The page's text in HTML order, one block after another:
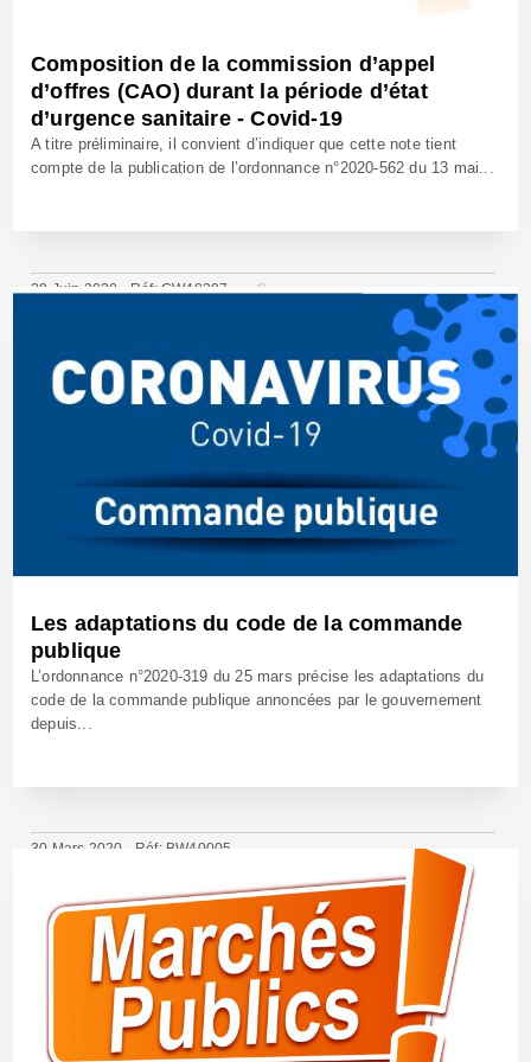
Composition de la commission d’appel
d’offres (CAO) durant la période d’état
d’urgence sanitaire - Covid-19
A titre préliminaire, il convient d’indiquer que cette note tient
compte de la publication de l’ordonnance n°2020-562 du 13 mai...
29 Juin 2020 - Réf: CW40207
Les adaptations du code de la commande
publique
L’ordonnance n°2020-319 du 25 mars précise les adaptations du
code de la commande publique annoncées par le gouvernement
depuis...
30 Mars 2020 - Réf: BW40005